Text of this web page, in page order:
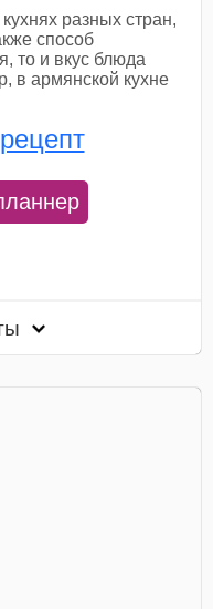
разных стран,
способ
то и вкус блюда
в армянской кухне